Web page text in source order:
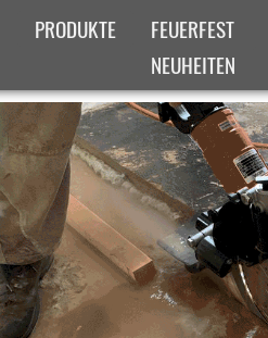
PRODUKTE FEUERFEST
NEUHEITEN